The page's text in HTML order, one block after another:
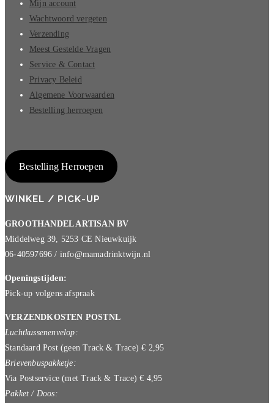
Mijn account
Wachtwoord vergeten
Verzending
Meest Gestelde Vragen
Service & Contact
Privacy Beleid
Algemene Voorwaarden
Bestelling herroepen
Bestelling Herroepen
WINKEL / PICK-UP
GROOTHANDEL ARTISAN BV
Middelweg 39, 5253 CE Nieuwkuijk
06-40597696 / info@mamadrinktwijn.nl
Openingstijden:
Pick-up volgens afspraak
VERZENDKOSTEN POSTNL
Luchtkussenenvelop:
Standaard Post (geen Track & Trace) € 2,95
Brievenbuspakketje:
Via Postservice (met Track & Trace) € 4,95
Pakket / Doos: